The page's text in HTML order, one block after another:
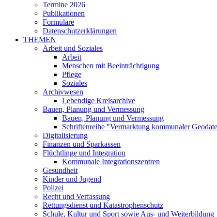
Termine 2026
Publikationen
Formulare
Datenschutzerklärungen
THEMEN
Arbeit und Soziales
Arbeit
Menschen mit Beeinträchtigung
Pflege
Soziales
Archivwesen
Lebendige Kreisarchive
Bauen, Planung und Vermessung
Bauen, Planung und Vermessung
Schriftenreihe "Vermarktung kommunaler
Digitalisierung
Finanzen und Sparkassen
Flüchtlinge und Integration
Kommunale Integrationszentren
Gesundheit
Kinder und Jugend
Polizei
Recht und Verfassung
Rettungsdienst und Katastrophenschutz
Schule, Kultur und Sport sowie Aus- und Weiterbildung